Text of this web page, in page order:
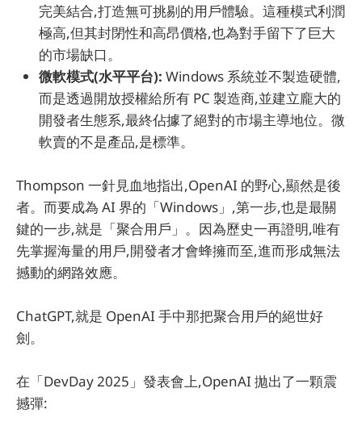
完美結合,打造無可挑剔的用戶體驗。這種模式利潤
極高,但其封閉性和高昂價格,也為對手留下了巨大
的市場缺口。
微軟模式(水平平台): Windows 系統並不製造硬體,
而是透過開放授權給所有 PC 製造商,並建立龐大的
開發者生態系,最終佔據了絕對的市場主導地位。微
軟賣的不是產品,是標準。
Thompson 一針見血地指出,OpenAI 的野心,顯然是後
者。而要成為 AI 界的「Windows」,第一步,也是最關
鍵的一步,就是「聚合用戶」。因為歷史一再證明,唯有
先掌握海量的用戶,開發者才會蜂擁而至,進而形成無法
撼動的網路效應。
ChatGPT,就是 OpenAI 手中那把聚合用戶的絕世好
劍。
在「DevDay 2025」發表會上,OpenAI 拋出了一顆震
撼彈: